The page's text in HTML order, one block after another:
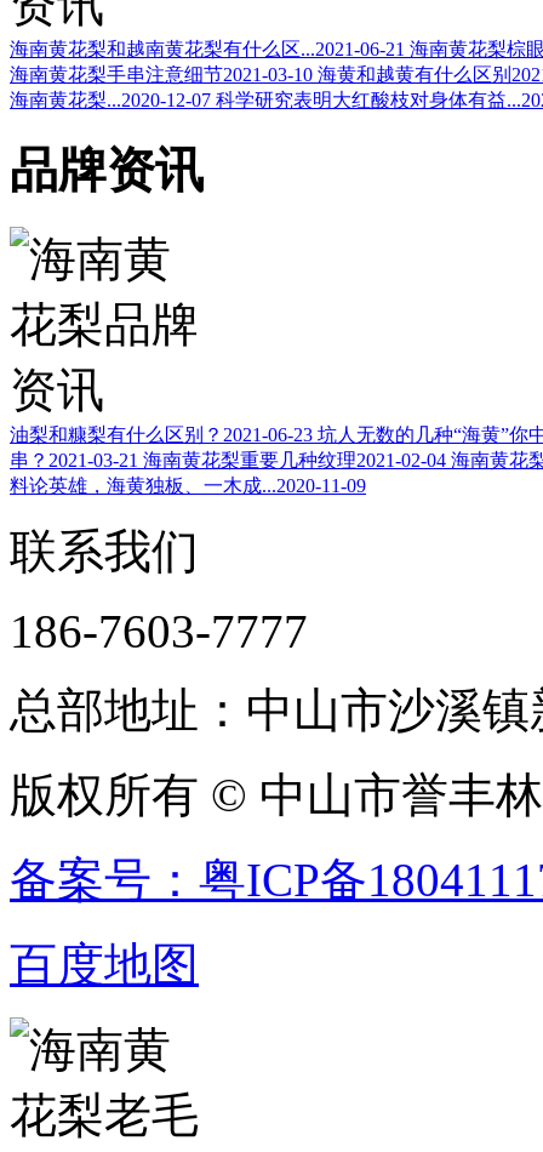
海南黄花梨和越南黄花梨有什么区...2021-06-21 海南黄花梨棕
海南黄花梨手串注意细节2021-03-10 海黄和越黄有什么区别
海南黄花梨...2020-12-07 科学研究表明大红酸枝对身体有益...
品牌资讯
油梨和糠梨有什么区别？ 2021-06-23 坑人无数的几种“海黄”你
串？ 2021-03-21 海南黄花梨重要几种纹理2021-02-04 海南黄花
料论英雄，海黄独板、一木成...2020-11-09
联系我们
186-7603-7777
总部地址：中山市沙溪
版权所有 © 中山市誉丰
备案号：粤ICP备
百度地图